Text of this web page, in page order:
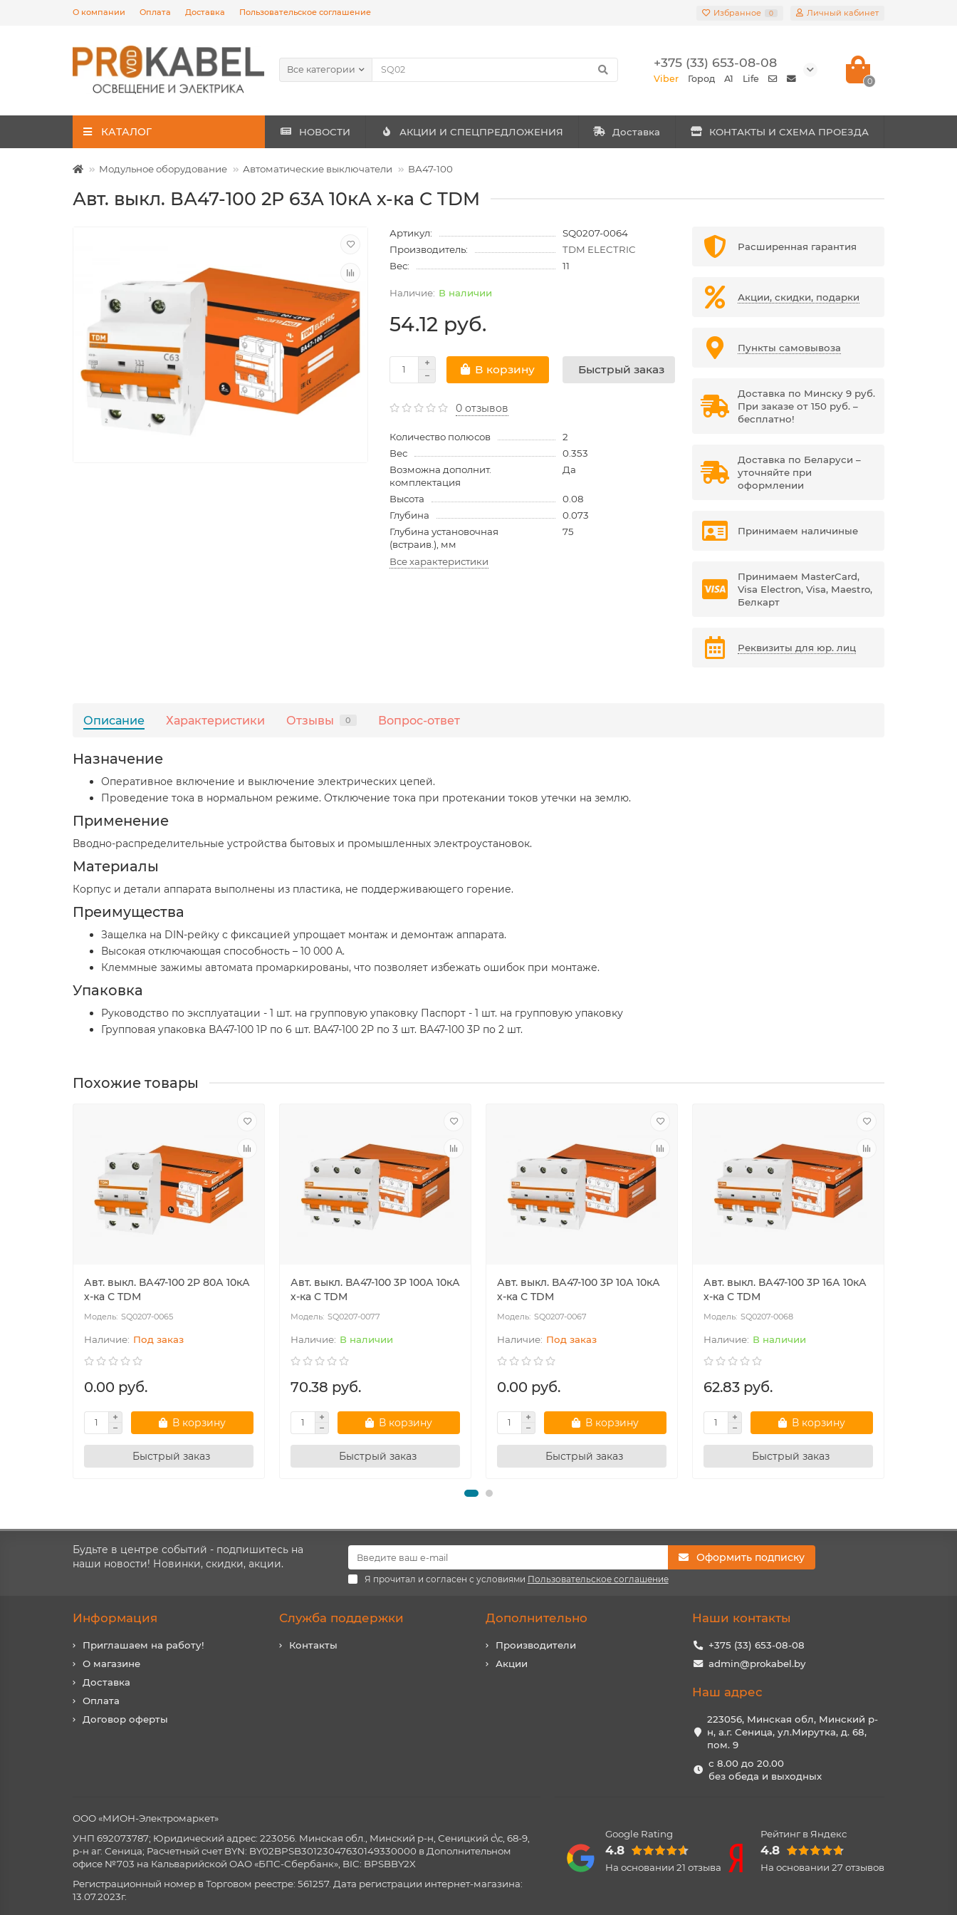
О компании Оплата Доставка Пользовательское соглашение Избранное 0 Личный кабинет
Все категории +375 (33) 653-08-08
Viber Город A1 Life 0
КАТАЛОГ НОВОСТИ АКЦИИ И СПЕЦПРЕДЛОЖЕНИЯ Доставка КОНТАКТЫ И СХЕМА ПРОЕЗДА
Модульное оборудование Автоматические выключатели ВА47-100
Авт. выкл. ВА47-100 2Р 63А 10кА х-ка С TDM
Артикул:
SQ0207-0064
Производитель:
TDM ELECTRIC
Вес:
11
В наличии
54.12 руб.
В корзину Быстрый заказ
0 отзывов
Количество полюсов
2
Вес
0.353
Возможна дополнит.
комплектация
Да
Высота
0.08
Глубина
0.073
Глубина установочная
(встраив.), мм
75
Все характеристики
Расширенная гарантия
Акции, скидки, подарки
Пункты самовывоза
Доставка по Минску 9 руб.
При заказе от 150 руб. –
бесплатно!
Доставка по Беларуси –
уточняйте при
оформлении
Принимаем наличиные
Принимаем MasterCard,
Visa Electron, Visa, Maestro,
Белкарт
Реквизиты для юр. лиц
Описание Характеристики Отзывы 0 Вопрос-ответ
Назначение
Оперативное включение и выключение электрических цепей.
Проведение тока в нормальном режиме. Отключение тока при протекании токов утечки на землю.
Применение
Вводно-распределительные устройства бытовых и промышленных электроустановок.
Материалы
Корпус и детали аппарата выполнены из пластика, не поддерживающего горение.
Преимущества
Защелка на DIN-рейку с фиксацией упрощает монтаж и демонтаж аппарата.
Высокая отключающая способность – 10 000 А.
Клеммные зажимы автомата промаркированы, что позволяет избежать ошибок при монтаже.
Упаковка
Руководство по эксплуатации - 1 шт. на групповую упаковку Паспорт - 1 шт. на групповую упаковку
Групповая упаковка ВА47-100 1Р по 6 шт. ВА47-100 2Р по 3 шт. ВА47-100 3Р по 2 шт.
Похожие товары
Авт. выкл. ВА47-100 2Р 80А 10кА
х-ка С TDM
SQ0207-0065
Под заказ
0.00 руб.
В корзину
Быстрый заказ
Авт. выкл. ВА47-100 3Р 100А 10кА
х-ка С TDM
SQ0207-0077
В наличии
70.38 руб.
В корзину
Быстрый заказ
Авт. выкл. ВА47-100 3Р 10А 10кА
х-ка С TDM
SQ0207-0067
Под заказ
0.00 руб.
В корзину
Быстрый заказ
Авт. выкл. ВА47-100 3Р 16А 10кА
х-ка С TDM
SQ0207-0068
В наличии
62.83 руб.
В корзину
Быстрый заказ
Будьте в центре событий - подпишитесь на
наши новости! Новинки, скидки, акции.
Оформить подписку
Я прочитал и согласен с условиями Пользовательское соглашение
Информация
Приглашаем на работу!
О магазине
Доставка
Оплата
Договор оферты
Служба поддержки
Контакты
Дополнительно
Производители
Акции
Наши контакты
+375 (33) 653-08-08
admin@prokabel.by
Наш адрес
223056, Минская обл, Минский р-
н, а.г. Сеница, ул.Мирутка, д. 68,
пом. 9
с 8.00 до 20.00
без обеда и выходных
ООО «МИОН-Электромаркет»
УНП 692073787; Юридический адрес: 223056. Минская обл., Минский р-н, Сеницкий с\с, 68-9,
р-н аг. Сеница; Расчетный счет BYN: BY02BPSB30123047630149330000 в Дополнительном
офисе №703 на Кальварийской ОАО «БПС-Сбербанк», BIC: BPSBBY2X
Регистрационный номер в Торговом реестре: 561257. Дата регистрации интернет-магазина:
13.07.2023г.
Google Rating
4.8
На основании 21 отзыва
Рейтинг в Яндекс
4.8
На основании 27отзывов